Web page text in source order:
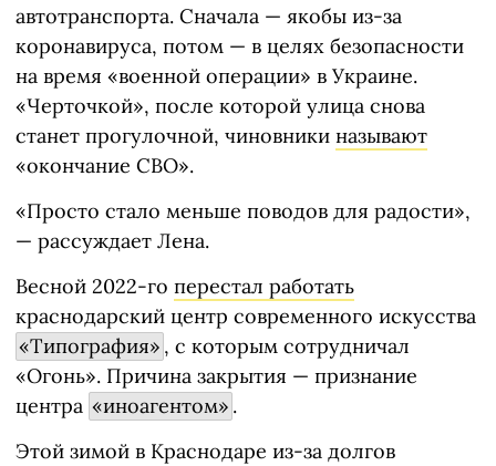
автотранспорта. Сначала — якобы из-за
коронавируса, потом — в целях безопасности
на время «военной операции» в Украине.
«Черточкой», после которой улица снова
станет прогулочной, чиновники называют
«окончание СВО».
«Просто стало меньше поводов для радости»,
— рассуждает Лена.
Весной 2022-го перестал работать
краснодарский центр современного искусства
«Типография» , с которым сотрудничал
«Огонь». Причина закрытия — признание
центра «иноагентом» .
Этой зимой в Краснодаре из-за долгов